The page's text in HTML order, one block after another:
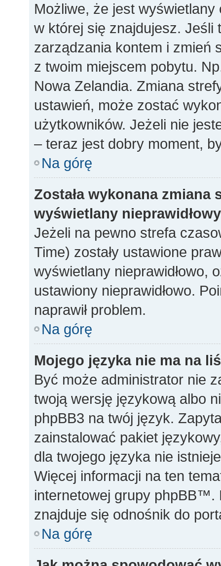
Możliwe, że jest
w której się znajdujesz. Jeśli
zarządzania kontem i zmień
z twoim miejscem pobytu.
Nowa Zelandia. Zmiana
ustawień, może zostać
użytkowników. Jeżeli nie
– teraz jest dobry moment,
Na górę
Została wykonana zmiana
wyświetlany
Jeżeli na pewno strefa
Time) zostały ustawione
wyświetlany nieprawidłowo,
ustawiony nieprawidłowo.
naprawił problem.
Na górę
Mojego języka nie ma na
Być może administrator nie
twoją wersję językową albo
phpBB3 na twój język.
zainstalować pakiet
dla twojego języka nie
Więcej informacji na ten
internetowej grupy phpBB™.
znajduje się odnośnik do
Na górę